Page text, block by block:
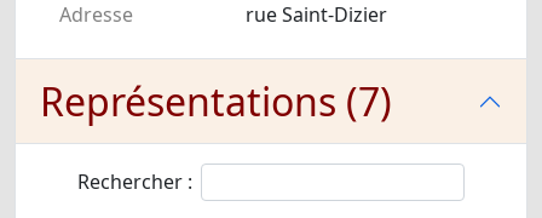
Adresse
rue Saint-Dizier
Représentations (7)
Rechercher :